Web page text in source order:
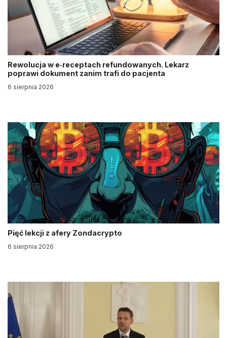
Rewolucja w e‑receptach refundowanych. Lekarz
poprawi dokument zanim trafi do pacjenta
6 sierpnia 2026
Pięć lekcji z afery Zondacrypto
6 sierpnia 2026